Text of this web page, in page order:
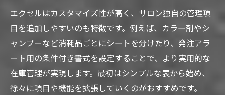
エクセルはカスタマイズ性が高く、サロン独自の管理項
目を追加しやすいのも特徴です。例えば、カラー剤やシ
ャンプーなど消耗品ごとにシートを分けたり、発注アラ
ート用の条件付き書式を設定することで、より実用的な
在庫管理が実現します。最初はシンプルな表から始め、
徐々に項目や機能を拡張していくのがおすすめです。